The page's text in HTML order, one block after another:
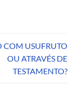
COM USUFRUTO
OU ATRAVÉS DE
TESTAMENTO?